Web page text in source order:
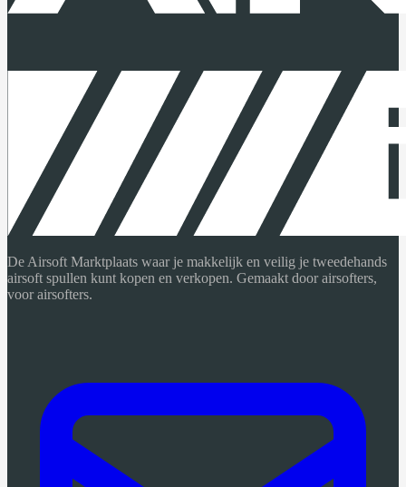
De Airsoft Marktplaats waar je makkelijk en veilig je tweedehands
airsoft spullen kunt kopen en verkopen. Gemaakt door airsofters,
voor airsofters.